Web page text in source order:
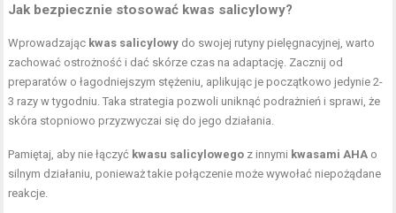
Jak bezpiecznie stosować kwas salicylowy?
Wprowadzając kwas salicylowy do swojej rutyny pielęgnacyjnej, warto
zachować ostrożność i dać skórze czas na adaptację. Zacznij od
preparatów o łagodniejszym stężeniu, aplikując je początkowo jedynie 2-
3 razy w tygodniu. Taka strategia pozwoli uniknąć podrażnień i sprawi, że
skóra stopniowo przyzwyczai się do jego działania.
Pamiętaj, aby nie łączyć kwasu salicylowego z innymi kwasami AHA o
silnym działaniu, ponieważ takie połączenie może wywołać niepożądane
reakcje.